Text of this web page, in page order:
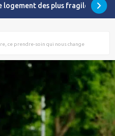
logement des plus fragiles
ce prendre-soin qui nous change